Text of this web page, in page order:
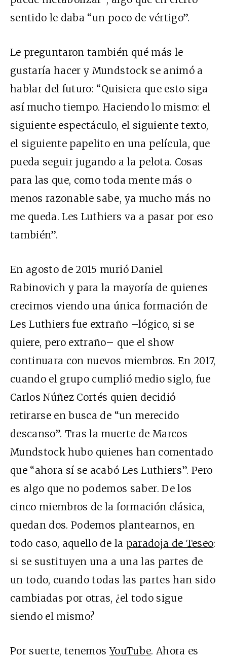
sentido le daba “un poco de vértigo”.
Le preguntaron también qué más le
gustaría hacer y Mundstock se animó a
hablar del futuro: “Quisiera que esto siga
así mucho tiempo. Haciendo lo mismo: el
siguiente espectáculo, el siguiente texto,
el siguiente papelito en una película, que
pueda seguir jugando a la pelota. Cosas
para las que, como toda mente más o
menos razonable sabe, ya mucho más no
me queda. Les Luthiers va a pasar por eso
también”.
En agosto de 2015 murió Daniel
Rabinovich y para la mayoría de quienes
crecimos viendo una única formación de
Les Luthiers fue extraño –lógico, si se
quiere, pero extraño– que el show
continuara con nuevos miembros. En 2017,
cuando el grupo cumplió medio siglo, fue
Carlos Núñez Cortés quien decidió
retirarse en busca de “un merecido
descanso”. Tras la muerte de Marcos
Mundstock hubo quienes han comentado
que “ahora sí se acabó Les Luthiers”. Pero
es algo que no podemos saber. De los
cinco miembros de la formación clásica,
quedan dos. Podemos plantearnos, en
todo caso, aquello de la paradoja de Teseo:
si se sustituyen una a una las partes de
un todo, cuando todas las partes han sido
cambiadas por otras, ¿el todo sigue
siendo el mismo?
Por suerte, tenemosYouTube. Ahora es